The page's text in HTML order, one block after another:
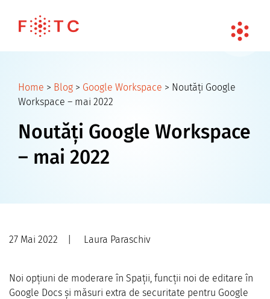
Home > Blog > Google Workspace > Noutăți Google
Workspace – mai 2022
Noutăți Google Workspace
– mai 2022
27 Mai 2022 Laura Paraschiv
Noi opțiuni de moderare în Spații, funcții noi de editare în
Google Docs și măsuri extra de securitate pentru Google